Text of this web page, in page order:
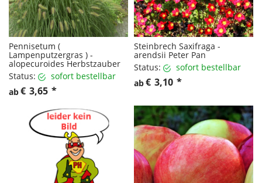
Pennisetum (
Lampenputzergras ) -
alopecuroides Herbstzauber
Status:
sofort bestellbar
ab€ 3,65 *
Steinbrech Saxifraga -
arendsii Peter Pan
Status:
sofort bestellbar
ab€ 3,10 *